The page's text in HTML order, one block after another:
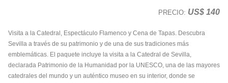
PRECIO: US$ 140
Visita a la Catedral, Espectáculo Flamenco y Cena de Tapas. Descubra
Sevilla a través de su patrimonio y de una de sus tradiciones más
emblemáticas. El paquete incluye la visita a la Catedral de Sevilla,
declarada Patrimonio de la Humanidad por la UNESCO, una de las mayores
catedrales del mundo y un auténtico museo en su interior, donde se